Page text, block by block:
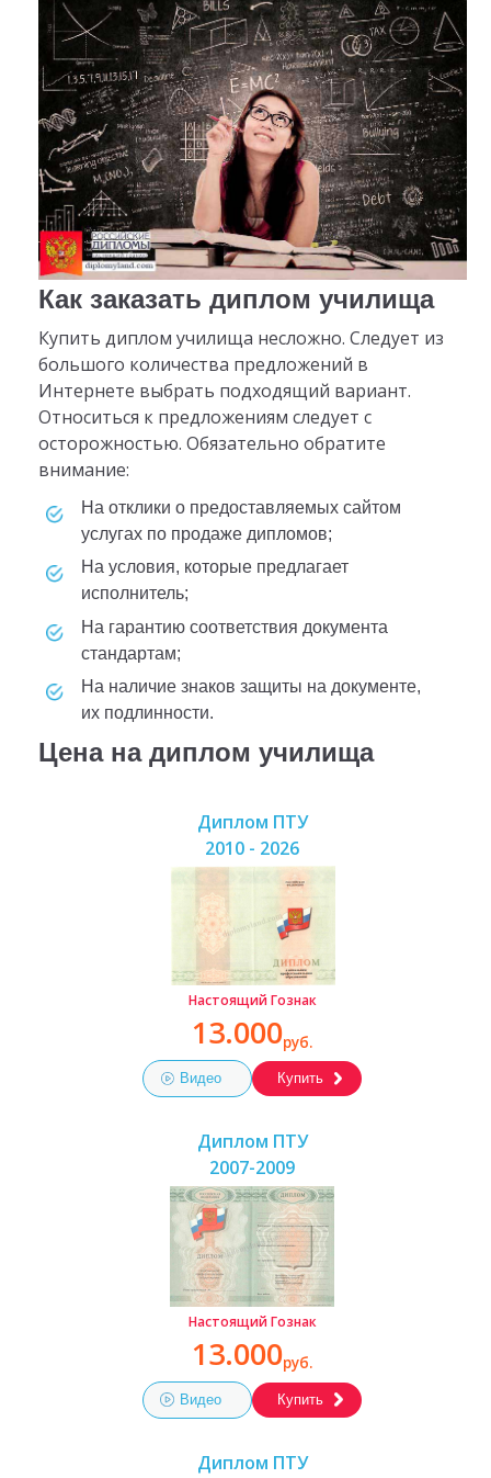
Как заказать диплом училища
Купить диплом училища несложно. Следует из
большого количества предложений в
Интернете выбрать подходящий вариант.
Относиться к предложениям следует с
осторожностью. Обязательно обратите
внимание:
на отклики о предоставляемых сайтом
услугах по продаже дипломов;
на условия, которые предлагает
исполнитель;
на гарантию соответствия документа
стандартам;
на наличие знаков защиты на документе,
их подлинности.
Цена на диплом училища
Диплом ПТУ
2010 - 2026
Настоящий Гознак
13.000руб.
Видео Купить
Диплом ПТУ
2007-2009
Настоящий Гознак
13.000руб.
Видео Купить
Диплом ПТУ